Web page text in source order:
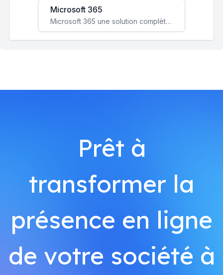
Microsoft 365
Microsoft 365 une solution complète qui booste votre productivité, renforce la sécurité de vos données et facilite la collaboration.
Prêt à
transformer la
présence en ligne
de votre société à